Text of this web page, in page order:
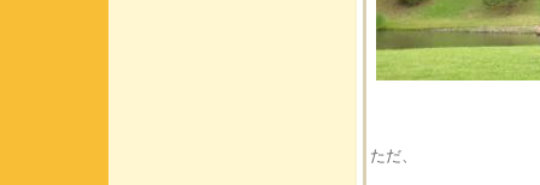
ただ、